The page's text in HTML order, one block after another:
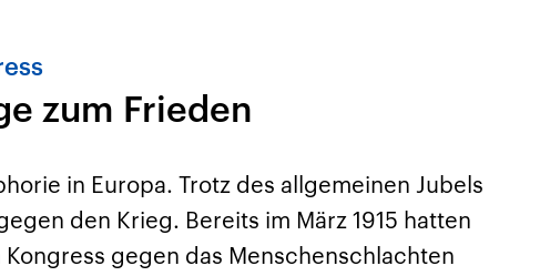
zum Frieden
in Europa. Trotz des allgemeinen Jubels
den Krieg. Bereits im März 1915 hatten
gegen das Menschenschlachten